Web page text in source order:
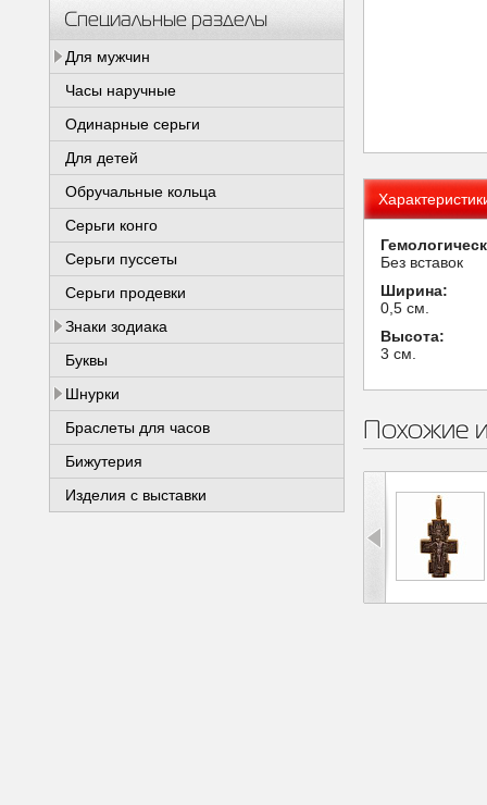
Специальные разделы
Для мужчин
Часы наручные
Одинарные серьги
Для детей
Обручальные кольца
Серьги конго
Серьги пуссеты
Серьги продевки
Знаки зодиака
Буквы
Шнурки
Браслеты для часов
Бижутерия
Изделия с выставки
Без вставок
Ширина:
0,5 см.
Высота:
3 см.
Похожие